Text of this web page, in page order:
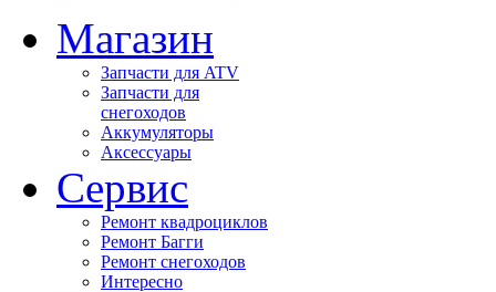
Магазин
Запчасти для ATV
Запчасти для
снегоходов
Аккумуляторы
Аксессуары
Сервис
Ремонт квадроциклов
Ремонт Багги
Ремонт снегоходов
Интересно